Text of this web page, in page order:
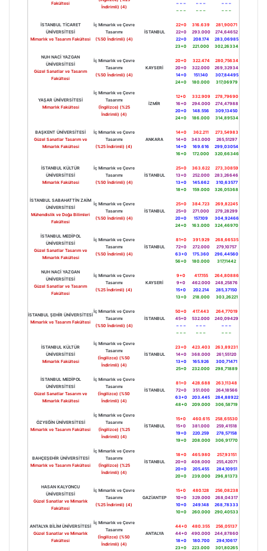
Fakültesi
İndirimli) (4)
– – –
– – –
– – –
– – –
– – –
– – –
İSTANBUL TİCARET
ÜNİVERSİTESİ
Mimarlık ve Tasarım Fakültesi
İç Mimarlık ve Çevre
Tasarımı
(%50 İndirimli) (4)
İSTANBUL
22+0
22+0
22+0
23+0
316.639
293.000
208.174
221.000
281,90071
274,64652
283,06985
302,26334
NUH NACİ YAZGAN
ÜNİVERSİTESİ
Güzel Sanatlar ve Tasarım
Fakültesi
İç Mimarlık ve Çevre
Tasarımı
(%50 İndirimli) (4)
KAYSERİ
20+0
20+0
14+0
24+0
322.474
322.000
151.140
180.000
280,75634
269,32934
307,84495
317,06979
YAŞAR ÜNİVERSİTESİ
Mimarlık Fakültesi
İç Mimarlık ve Çevre
Tasarımı
(İngilizce) (%25
İndirimli) (4)
İZMİR
12+0
16+0
20+0
24+0
332.909
294.000
148.556
186.000
278,79690
274,47988
309,13450
314,89534
BAŞKENT ÜNİVERSİTESİ
Güzel Sanatlar Tasarım ve
Mimarlık Fakültesi
İç Mimarlık ve Çevre
Tasarımı
(%25 İndirimli) (4)
ANKARA
14+0
14+0
14+0
16+0
362.211
343.000
169.616
172.000
273,54983
265,51297
299,03054
320,66346
İSTANBUL KÜLTÜR
ÜNİVERSİTESİ
Mimarlık Fakültesi
İç Mimarlık ve Çevre
Tasarımı
(%50 İndirimli) (4)
İSTANBUL
25+0
13+0
13+0
18+0
363.622
252.000
145.662
159.000
273,30859
283,26646
310,63577
326,05368
İSTANBUL SABAHATTİN ZAİM
ÜNİVERSİTESİ
Mühendislik ve Doğa Bilimleri
Fakültesi
İç Mimarlık ve Çevre
Tasarımı
(%50 İndirimli) (4)
İSTANBUL
25+0
25+0
20+0
24+0
384.723
271.000
157.109
163.000
269,82245
279,28299
304,92466
324,46970
İSTANBUL MEDİPOL
ÜNİVERSİTESİ
Güzel Sanatlar Tasarım ve
Mimarlık Fakültesi
İç Mimarlık ve Çevre
Tasarımı
(%50 İndirimli) (4)
İSTANBUL
81+0
72+0
63+0
56+0
391.929
272.000
175.360
180.000
268,66535
279,10757
296,44560
317,11442
NUH NACİ YAZGAN
ÜNİVERSİTESİ
Güzel Sanatlar ve Tasarım
Fakültesi
İç Mimarlık ve Çevre
Tasarımı
(%25 İndirimli) (4)
KAYSERİ
9+0
9+0
15+0
13+0
417.155
462.000
202.214
218.000
264,80886
248,25876
285,37150
303,26221
İSTANBUL ŞEHİR ÜNİVERSİTESİ
Mimarlık ve Tasarım Fakültesi
İç Mimarlık ve Çevre
Tasarımı
(%50 İndirimli) (4)
İSTANBUL
50+0
45+0
– – –
– – –
417.443
532.000
– – –
– – –
264,77019
240,09429
– – –
– – –
İSTANBUL KÜLTÜR
ÜNİVERSİTESİ
Mimarlık Fakültesi
İç Mimarlık ve Çevre
Tasarımı
(İngilizce) (%50
İndirimli) (4)
İSTANBUL
23+0
14+0
13+0
25+0
423.403
368.000
165.926
232.000
263,89231
261,55120
300,71471
298,71889
İSTANBUL MEDİPOL
ÜNİVERSİTESİ
Güzel Sanatlar Tasarım ve
Mimarlık Fakültesi
İç Mimarlık ve Çevre
Tasarımı
(İngilizce) (%50
İndirimli) (4)
İSTANBUL
81+0
72+0
63+0
48+0
428.688
351.000
203.445
209.000
263,11348
264,18566
284,88922
306,58719
ÖZYEĞİN ÜNİVERSİTESİ
Mimarlık ve Tasarım Fakültesi
İç Mimarlık ve Çevre
Tasarımı
(İngilizce) (%25
İndirimli) (4)
İSTANBUL
15+0
15+0
19+0
19+0
460.615
381.000
220.259
208.000
258,65530
259,41518
278,57158
306,91770
BAHÇEŞEHİR ÜNİVERSİTESİ
Mimarlık ve Tasarım Fakültesi
İç Mimarlık ve Çevre
Tasarımı
(İngilizce) (%25
İndirimli) (4)
İSTANBUL
18+0
20+0
20+0
20+0
465.980
408.000
205.455
239.000
257,93151
255,42071
284,10951
296,81373
HASAN KALYONCU
ÜNİVERSİTESİ
Güzel Sanatlar ve Mimarlık
Fakültesi
İç Mimarlık ve Çevre
Tasarımı
(%25 İndirimli) (4)
GAZİANTEP
15+0
10+0
10+0
10+0
480.128
329.000
249.148
260.000
256,08238
268,04317
268,78333
290,40533
ANTALYA BİLİM ÜNİVERSİTESİ
Güzel Sanatlar ve Mimarlık
Fakültesi
İç Mimarlık ve Çevre
Tasarımı
(İngilizce) (%50
İndirimli) (4)
ANTALYA
44+0
44+0
18+0
23+0
480.355
490.000
180.700
223.000
256,05137
244,87860
294,10617
301,80265